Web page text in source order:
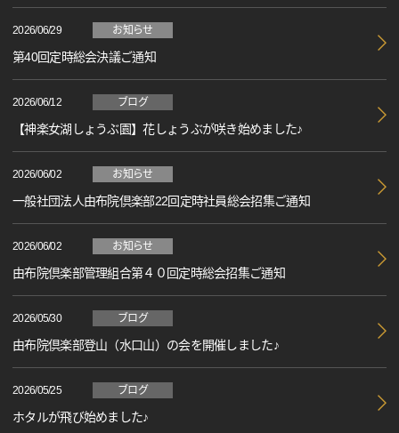
2026/06/29 お知らせ
第40回定時総会決議ご通知
2026/06/12 ブログ
【神楽女湖しょうぶ園】花しょうぶが咲き始めました♪
2026/06/02 お知らせ
一般社団法人由布院倶楽部22回定時社員総会招集ご通知
2026/06/02 お知らせ
由布院倶楽部管理組合第４０回定時総会招集ご通知
2026/05/30 ブログ
由布院倶楽部登山（水口山）の会を開催しました♪
2026/05/25 ブログ
ホタルが飛び始めました♪